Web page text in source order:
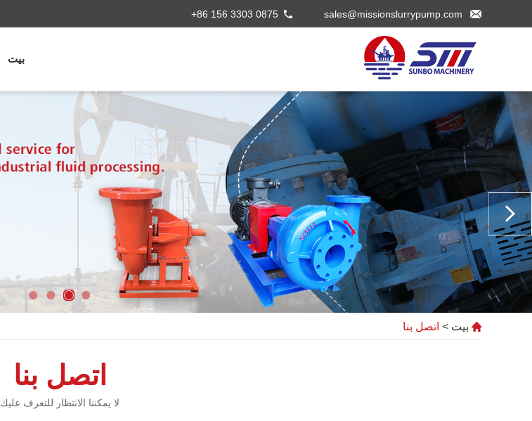
sales@missionslurrypump.com
+86 156 3303 0875
بيت
بيت > اتصل بنا
اتصل بنا
لا يمكننا الانتظار للتعرف عليك